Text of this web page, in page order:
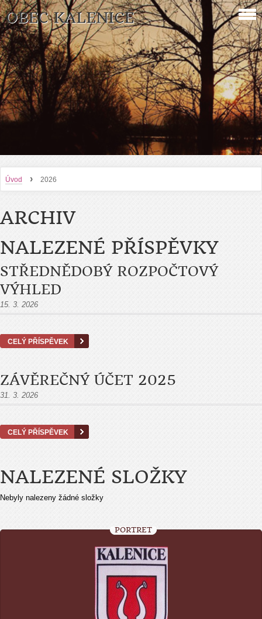
OBEC KALENICE
Úvod › 2026
ARCHIV
NALEZENÉ PŘÍSPĚVKY
STŘEDNĚDOBÝ ROZPOČTOVÝ
VÝHLED
15. 3. 2026
CELÝ PŘÍSPĚVEK
ZÁVĚREČNÝ ÚČET 2025
31. 3. 2026
CELÝ PŘÍSPĚVEK
NALEZENÉ SLOŽKY
Nebyly nalezeny žádné složky
PORTRÉT